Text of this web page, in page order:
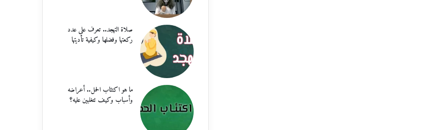
صلاة التهجد.. تعرف على عدد
ركعتها وفضلها وكيفية تأديتها
ما هو اكتئاب الحمل.. أعراضه
وأسباب وكيف تتغلبين عليه؟